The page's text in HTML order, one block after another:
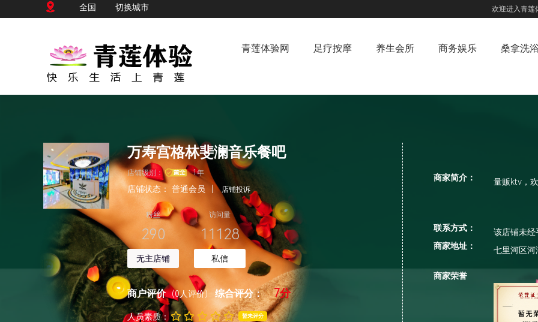
全国 切换城市 欢迎进入青莲
青莲体验网 足疗按摩 养生会所 商务娱乐 桑拿洗
万寿宫格林斐澜音乐餐吧
店铺级别： 1年
店铺状态： 普通会员 店铺投诉
粉丝
290
无主店铺
访问量
11128
私信
商户评价 (0人评价) 综合评分： 7分
人员素质： 暂未评分
商家简介： 量贩ktv，
联系方式：
该店铺未经
商家地址：
七里河区
商家荣誉